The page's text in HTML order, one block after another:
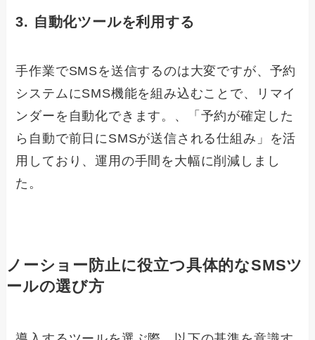
3. 自動化ツールを利用する
手作業でSMSを送信するのは大変ですが、予約
システムにSMS機能を組み込むことで、リマイ
ンダーを自動化できます。、「予約が確定した
ら自動で前日にSMSが送信される仕組み」を活
用しており、運用の手間を大幅に削減しまし
た。
ノーショー防止に役立つ具体的なSMSツ
ールの選び方